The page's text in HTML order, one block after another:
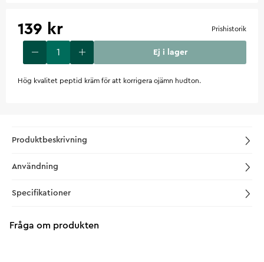
139 kr Prishistorik
Ej i lager
Hög kvalitet peptid kräm för att korrigera ojämn hudton.
Produktbeskrivning
Användning
Specifikationer
Fråga om produkten